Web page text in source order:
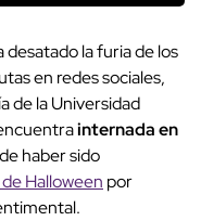
la furia de los
en redes sociales,
de la Universidad
internada en
haber sido
Halloween por